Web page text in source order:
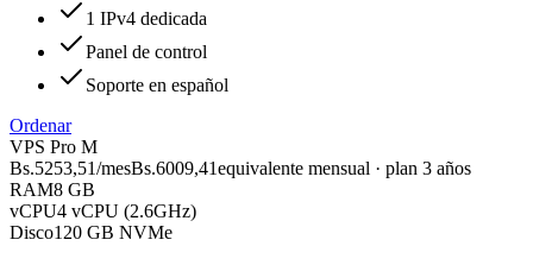
1 IPv4 dedicada
Panel de control
Soporte en español
Ordenar
VPS Pro M
Bs.5253,51/mesBs.6009,41equivalente mensual · plan 3 años
RAM8 GB
vCPU4 vCPU (2.6GHz)
Disco120 GB NVMe